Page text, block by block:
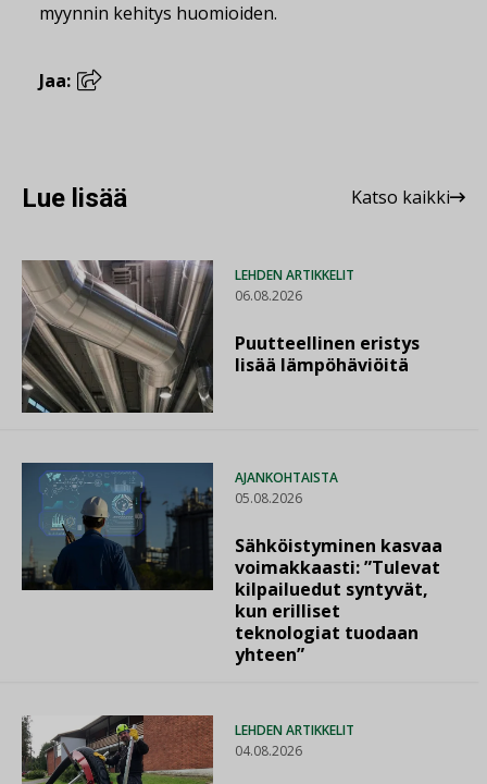
myynnin kehitys huomioiden.
Jaa:
Lue lisää Katso kaikki
LEHDEN ARTIKKELIT
06.08.2026
Puutteellinen eristys
lisää lämpöhäviöitä
AJANKOHTAISTA
05.08.2026
Sähköistyminen kasvaa
voimakkaasti: ”Tulevat
kilpailuedut syntyvät,
kun erilliset
teknologiat tuodaan
yhteen”
LEHDEN ARTIKKELIT
04.08.2026